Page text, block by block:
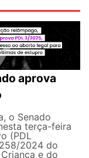
aprova
o Senado
terça-feira
(PDL
2024 do
e do